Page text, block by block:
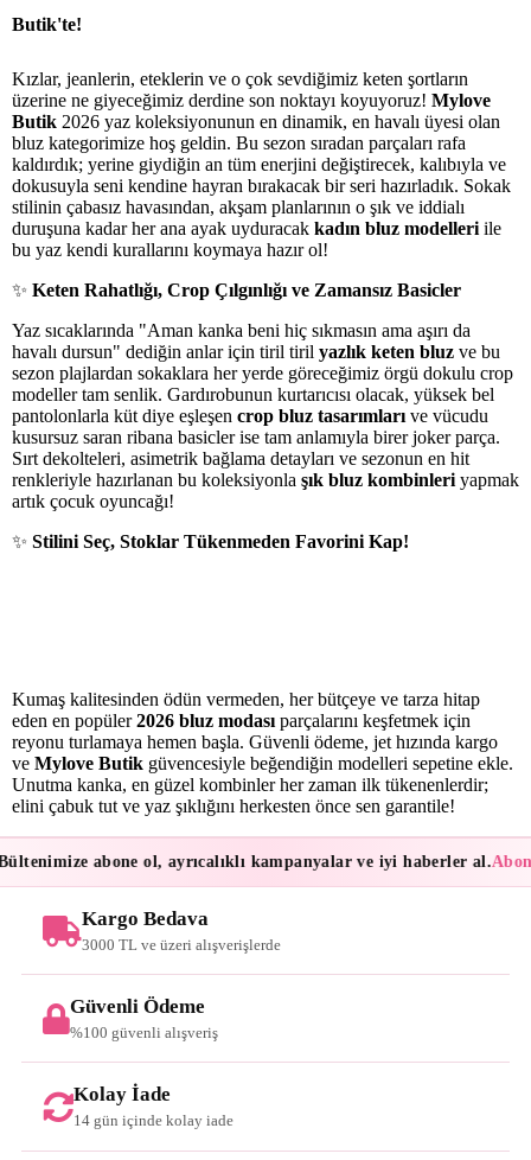
Butik'te!
Kızlar, jeanlerin, eteklerin ve o çok sevdiğimiz keten şortların
üzerine ne giyeceğimiz derdine son noktayı koyuyoruz! Mylove
Butik 2026 yaz koleksiyonunun en dinamik, en havalı üyesi olan
bluz kategorimize hoş geldin. Bu sezon sıradan parçaları rafa
kaldırdık; yerine giydiğin an tüm enerjini değiştirecek, kalıbıyla ve
dokusuyla seni kendine hayran bırakacak bir seri hazırladık. Sokak
stilinin çabasız havasından, akşam planlarının o şık ve iddialı
duruşuna kadar her ana ayak uyduracak kadın bluz modelleri ile
bu yaz kendi kurallarını koymaya hazır ol!
✨ Keten Rahatlığı, Crop Çılgınlığı ve Zamansız Basicler
Yaz sıcaklarında "Aman kanka beni hiç sıkmasın ama aşırı da
havalı dursun" dediğin anlar için tiril tiril yazlık keten bluz ve bu
sezon plajlardan sokaklara her yerde göreceğimiz örgü dokulu crop
modeller tam senlik. Gardırobunun kurtarıcısı olacak, yüksek bel
pantolonlarla küt diye eşleşen crop bluz tasarımları ve vücudu
kusursuz saran ribana basicler ise tam anlamıyla birer joker parça.
Sırt dekolteleri, asimetrik bağlama detayları ve sezonun en hit
renkleriyle hazırlanan bu koleksiyonla şık bluz kombinleri yapmak
artık çocuk oyuncağı!
✨ Stilini Seç, Stoklar Tükenmeden Favorini Kap!
Kumaş kalitesinden ödün vermeden, her bütçeye ve tarza hitap
eden en popüler2026 bluz modası parçalarını keşfetmek için
reyonu turlamaya hemen başla. Güvenli ödeme, jet hızında kargo
ve Mylove Butik güvencesiyle beğendiğin modelleri sepetine ekle.
Unutma kanka, en güzel kombinler her zaman ilk tükenenlerdir;
elini çabuk tut ve yaz şıklığını herkesten önce sen garantile!
abone ol, ayrıcalıklı kampanyalar ve iyi haberler al.
Kargo Bedava
3000 TL ve üzeri alışverişlerde
Güvenli Ödeme
%100 güvenli alışveriş
Kolay İade
14 gün içinde kolay iade